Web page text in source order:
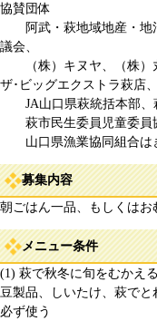
協賛団体
阿武・萩地域地産・地
議会、
（株）キヌヤ、（株）丸
ザ･ビッグエクストラ萩店、
JA山口県萩統括本部、
萩市民生委員児童委員協
山口県漁業協同組合はぎ
募集内容
朝ごはん一品、もしくはお
メニュー条件
(1) 萩で秋冬に旬をむかえ
豆製品、しいたけ、萩で
必ず使う